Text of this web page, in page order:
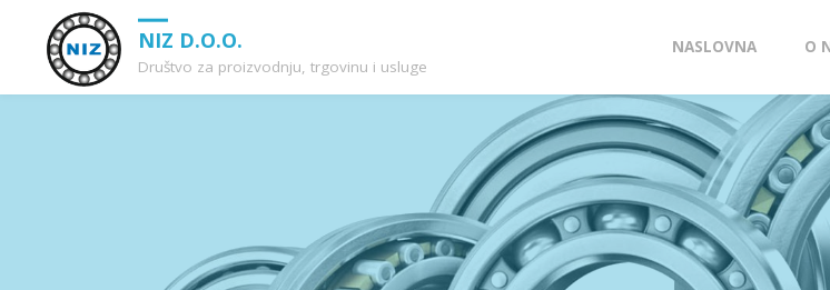
NIZ D.O.O.
Društvo za proizvodnju, trgovinu i usluge
content
NASLOVNA O